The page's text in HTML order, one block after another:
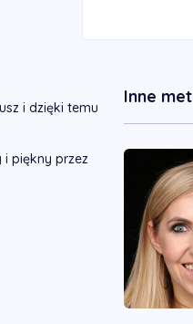
i dzięki temu
i piękny przez
Inne